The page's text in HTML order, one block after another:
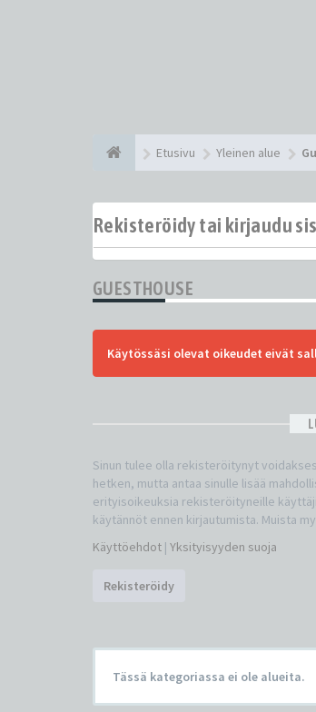
Etusivu Yleinen alue
Rekisteröidy tai kirjaudu
GUESTHOUSE
Käytössäsi olevat oikeudet eivät
Sinun tulee olla rekisteröitynyt
hetken, mutta antaa sinulle lisää
erityisoikeuksia rekisteröityneille
käytännöt ennen kirjautumista. Muista
Käyttöehdot | Yksityisyyden suoja
Rekisteröidy
Tässä kategoriassa ei ole alueita.